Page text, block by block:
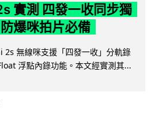
實測 四發一收同步獨
爆咪拍片必備
2s 無線咪支援「四發一收」分軌錄
浮點內錄功能。本文經實測其...